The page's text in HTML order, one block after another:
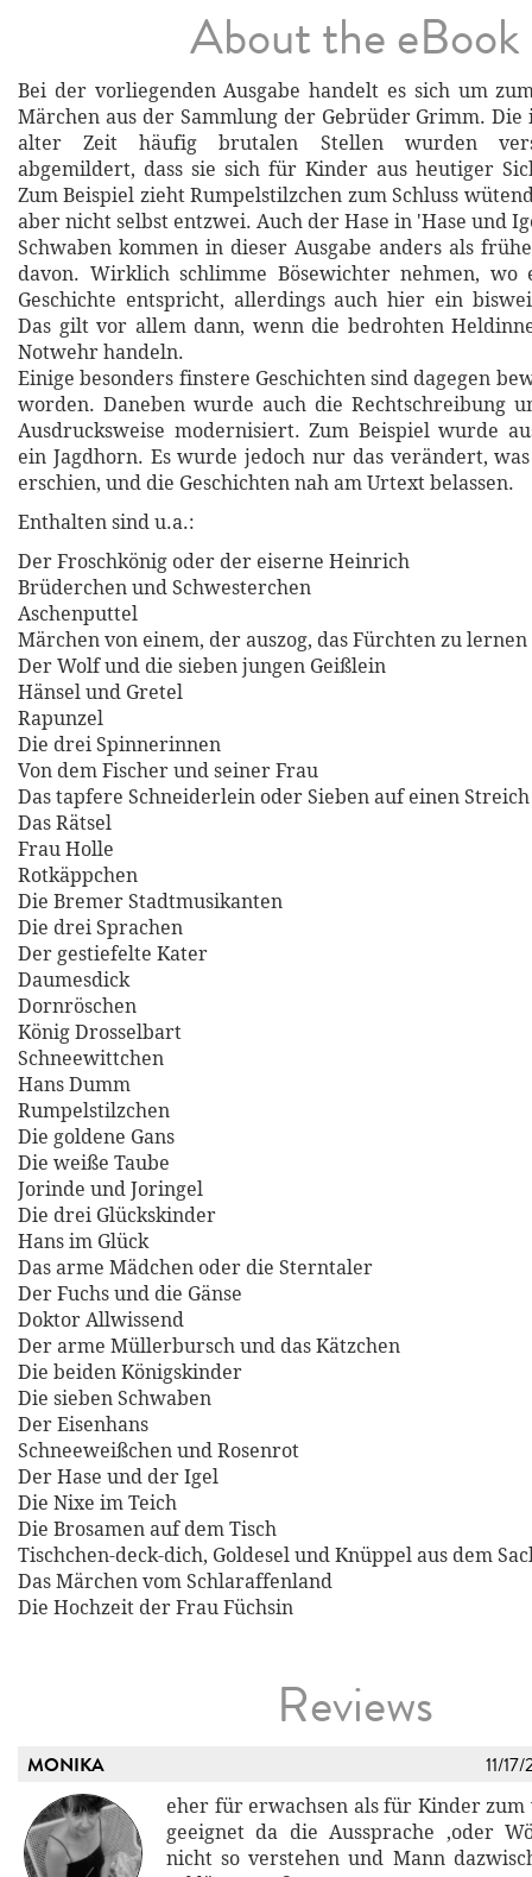
About the eBook
Bei der vorliegenden Ausgabe handelt es sich um
Märchen aus der Sammlung der Gebrüder Grimm. Die
alter Zeit häufig brutalen Stellen wurden
abgemildert, dass sie sich für Kinder aus heutiger
Zum Beispiel zieht Rumpelstilzchen zum Schluss
aber nicht selbst entzwei. Auch der Hase in 'Hase und
Schwaben kommen in dieser Ausgabe anders als
davon. Wirklich schlimme Bösewichter nehmen,
Geschichte entspricht, allerdings auch hier ein
Das gilt vor allem dann, wenn die bedrohten
Notwehr handeln.
Einige besonders finstere Geschichten sind dagegen
worden. Daneben wurde auch die Rechtschreibung
Ausdrucksweise modernisiert. Zum Beispiel wurde
ein Jagdhorn. Es wurde jedoch nur das verändert,
erschien, und die Geschichten nah am Urtext belassen.
Enthalten sind u.a.:
Der Froschkönig oder der eiserne Heinrich
Brüderchen und Schwesterchen
Aschenputtel
Märchen von einem, der auszog, das Fürchten zu lernen
Der Wolf und die sieben jungen Geißlein
Hänsel und Gretel
Rapunzel
Die drei Spinnerinnen
Von dem Fischer und seiner Frau
Das tapfere Schneiderlein oder Sieben auf einen Streich
Das Rätsel
Frau Holle
Rotkäppchen
Die Bremer Stadtmusikanten
Die drei Sprachen
Der gestiefelte Kater
Daumesdick
Dornröschen
König Drosselbart
Schneewittchen
Hans Dumm
Rumpelstilzchen
Die goldene Gans
Die weiße Taube
Jorinde und Joringel
Die drei Glückskinder
Hans im Glück
Das arme Mädchen oder die Sterntaler
Der Fuchs und die Gänse
Doktor Allwissend
Der arme Müllerbursch und das Kätzchen
Die beiden Königskinder
Die sieben Schwaben
Der Eisenhans
Schneeweißchen und Rosenrot
Der Hase und der Igel
Die Nixe im Teich
Die Brosamen auf dem Tisch
Tischchen-deck-dich, Goldesel und Knüppel aus dem
Das Märchen vom Schlaraffenland
Die Hochzeit der Frau Füchsin
Reviews
MONIKA 11/
eher für erwachsen als für Kinder zum
geeignet da die Aussprache ,oder
nicht so verstehen und Mann